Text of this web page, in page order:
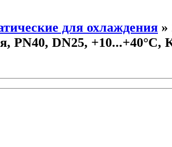
для охлаждения »
PN40, DN25, +10...+40°С,